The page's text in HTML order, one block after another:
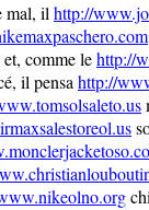
mal, il http://
comme lehttp://
il pensa http://